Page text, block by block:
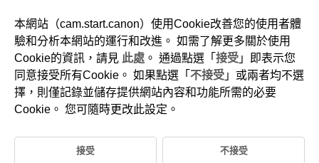
D370-019
安裝和移除RF/RF-S鏡頭
本網站（cam.start.canon）使用Cookie改善您的使用者體
驗和分析本網站的運行和改進。 如需了解更多關於使用
Cookie的資訊，請見 此處 。 通過點選「 接受 」即表示您
同意接受所有Cookie。 如果點選「 不接受 」或兩者均不選
擇，則僅記錄並儲存提供網站內容和功能所需的必要
Cookie。 您可隨時更改此設定。
接受 不接受